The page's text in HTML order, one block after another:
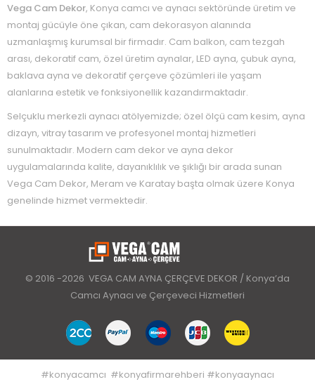
Vega Cam Dekor, Konya camcı ve aynacı sektöründe üretim ve
montaj gücüyle öne çıkan, cam dekorasyon alanında
uzmanlaşmış kurumsal bir firmadır. Cam balkon, cam tezgah
arası, dekoratif cam, özel üretim aynalar, LED ayna, çubuk ayna,
baklava ayna ve dekoratif çerçeve çözümleri ile yaşam
alanlarına estetik ve fonksiyonellik kazandırmaktadır.
Selçuklu merkezli aynacı atölyemizde; özel ölçü cam kesim, ayna
dizayn, vitray tasarım ve profesyonel montaj hizmetleri
sunulmaktadır. Modern cam dekor ve ayna dekor
uygulamalarında kalite, dayanıklılık ve şıklığı bir arada sunan
Vega Cam Dekor, Meram ve Karatay başta olmak üzere Konya
genelinde hizmet vermektedir.
© 2016 -2026 VEGA CAM AYNA ÇERÇEVE DEKOR / Konya’da
Camcı Aynacı ve Çerçeveci Hizmetleri
#konyacamcı #konyafirmarehberi #konyaaynacı